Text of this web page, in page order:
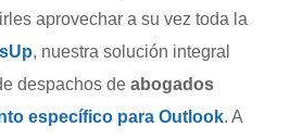
aprovechar a su vez toda la
, nuestra solución integral
despachos deabogados
específico para Outlook. A